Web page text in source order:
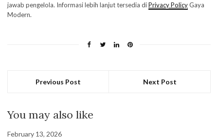
jawab pengelola. Informasi lebih lanjut tersedia diPrivacy PolicyGaya
Modern.
Previous Post Next Post
You may also like
February 13, 2026